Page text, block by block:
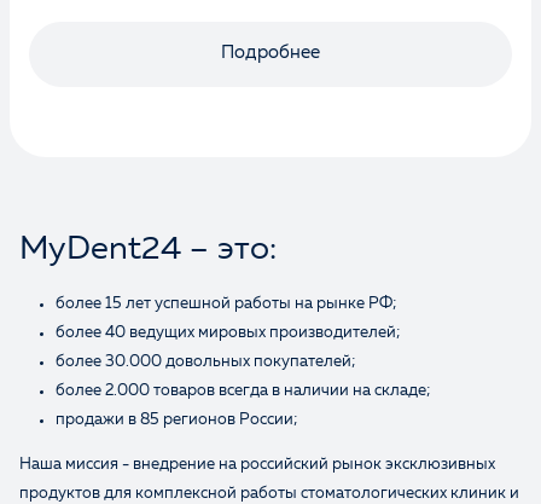
Подробнее
MyDent24 – это:
более 15 лет успешной работы на рынке РФ;
более 40 ведущих мировых производителей;
более 30.000 довольных покупателей;
более 2.000 товаров всегда в наличии на складе;
продажи в 85 регионов России;
Наша миссия - внедрение на российский рынок эксклюзивных
продуктов для комплексной работы стоматологических клиник и